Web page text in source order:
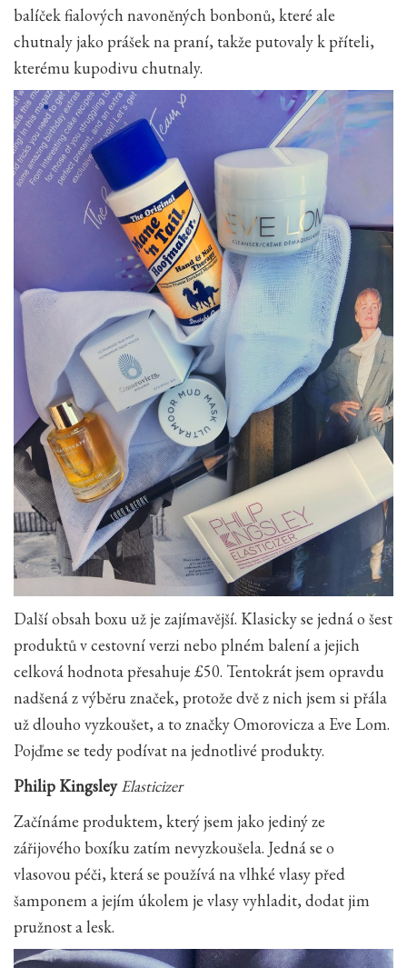
balíček fialových navoněných bonbonů, které ale
chutnaly jako prášek na praní, takže putovaly k příteli,
kterému kupodivu chutnaly.
Další obsah boxu už je zajímavější. Klasicky se jedná o šest
produktů v cestovní verzi nebo plném balení a jejich
celková hodnota přesahuje £50. Tentokrát jsem opravdu
nadšená z výběru značek, protože dvě z nich jsem si přála
už dlouho vyzkoušet, a to značky Omorovicza a Eve Lom.
Pojďme se tedy podívat na jednotlivé produkty.
Philip Kingsley Elasticizer
Začínáme produktem, který jsem jako jediný ze
zářijového boxíku zatím nevyzkoušela. Jedná se o
vlasovou péči, která se používá na vlhké vlasy před
šamponem a jejím úkolem je vlasy vyhladit, dodat jim
pružnost a lesk.